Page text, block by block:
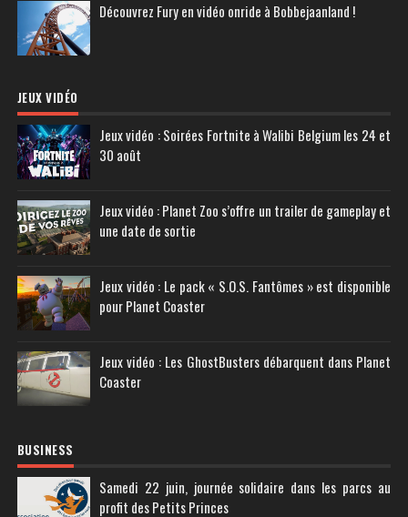
Découvrez Fury en vidéo onride à Bobbejaanland !
JEUX VIDÉO
Jeux vidéo : Soirées Fortnite à Walibi Belgium les 24 et
30 août
Jeux vidéo : Planet Zoo s’offre un trailer de gameplay et
une date de sortie
Jeux vidéo : Le pack « S.O.S. Fantômes » est disponible
pour Planet Coaster
Jeux vidéo : Les GhostBusters débarquent dans Planet
Coaster
BUSINESS
Samedi 22 juin, journée solidaire dans les parcs au
profit des Petits Princes